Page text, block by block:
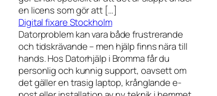
en licens som gör att […]
Digital fixare Stockholm
Datorproblem kan vara både frustrerande
och tidskrävande – men hjälp finns nära till
hands. Hos Datorhjälp i Bromma får du
personlig och kunnig support, oavsett om
det gäller en trasig laptop, krånglande e-